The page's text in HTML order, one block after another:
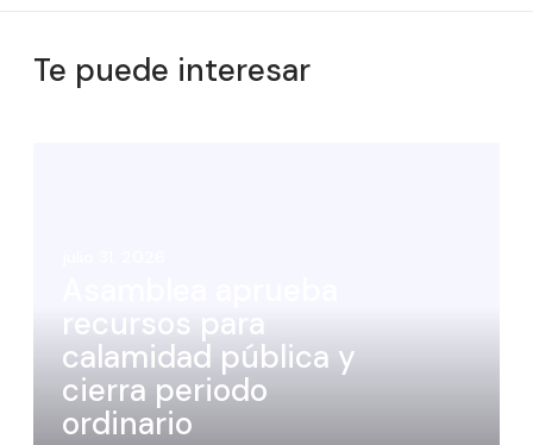
Te puede interesar
recursos para
calamidad pública y
cierra periodo
ordinario